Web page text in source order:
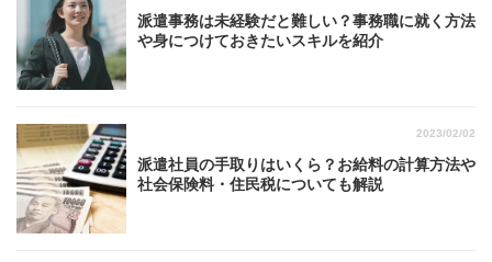
派遣事務は未経験だと難しい？事務職に就く方法
や身につけておきたいスキルを紹介
2023/02/02
派遣社員の手取りはいくら？お給料の計算方法や
社会保険料・住民税についても解説